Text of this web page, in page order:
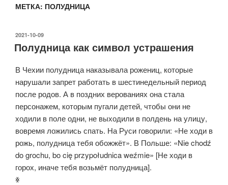
МЕТКА: ПОЛУДНИЦА
ОПУБЛИКОВАНО
2021-10-09
Полудница как символ устрашения
В Чехии полудница наказывала рожениц, которые
нарушали запрет работать в шестинедельный период
после родов. А в поздних верованиях она стала
персонажем, которым пугали детей, чтобы они не
ходили в поле одни, не выходили в полдень на улицу,
вовремя ложились спать. На Руси говорили: «Не ходи в
рожь, полудница тебя обожжёт». В Польше: «Nie chodź
do grochu, bo cię przypołudnica weźmie» [Не ходи в
горох, иначе тебя возьмёт полудница].
ꏍ